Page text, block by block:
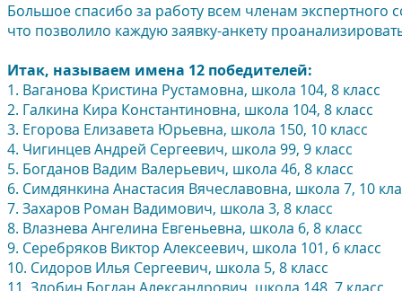
Большое спасибо за работу всем членам экспертного
что позволило каждую заявку-анкету
Итак, называем имена 12 победителей:
1. Ваганова Кристина Рустамовна, школа 104, 8 класс
2. Галкина Кира Константиновна, школа 104, 8 класс
3. Егорова Елизавета Юрьевна, школа 150, 10 класс
4. Чигинцев Андрей Сергеевич, школа 99, 9 класс
5. Богданов Вадим Валерьевич, школа 46, 8 класс
6. Симдянкина Анастасия Вячеславовна, школа 7, 10
7. Захаров Роман Вадимович, школа 3, 8 класс
8. Влазнева Ангелина Евгеньевна, школа 6, 8 класс
9. Серебряков Виктор Алексеевич, школа 101, 6 класс
10. Сидоров Илья Сергеевич, школа 5, 8 класс